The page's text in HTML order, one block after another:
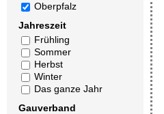
Oberpfalz
Jahreszeit
Frühling
Sommer
Herbst
Winter
Das ganze Jahr
Gauverband